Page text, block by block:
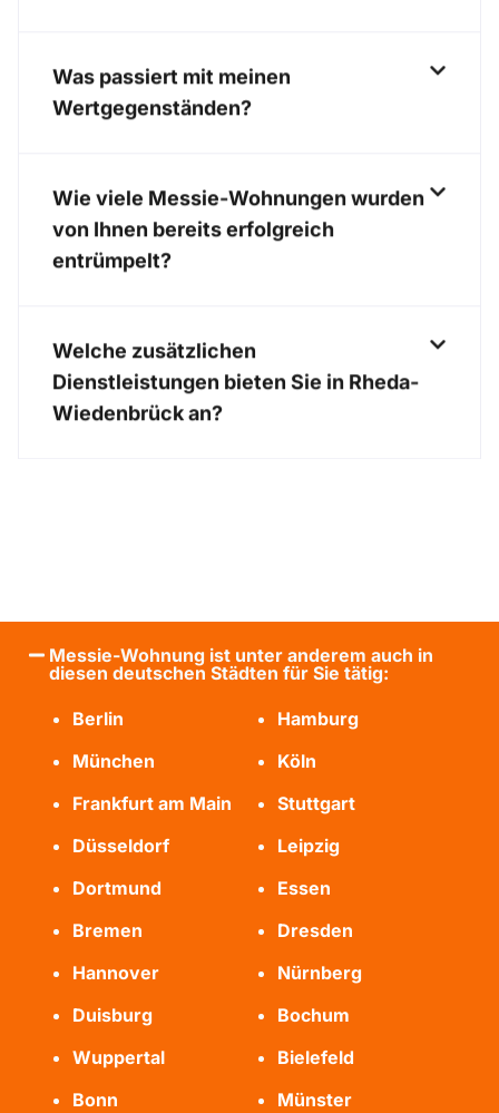
Was passiert mit meinen
Wertgegenständen?
Wie viele Messie-Wohnungen wurden
von Ihnen bereits erfolgreich
entrümpelt?
Welche zusätzlichen
Dienstleistungen bieten Sie in Rheda-
Wiedenbrück an?
Messie-Wohnung ist unter anderem auch in
diesen deutschen Städten für Sie tätig:
Berlin
Hamburg
München
Köln
Frankfurt am Main
Stuttgart
Düsseldorf
Leipzig
Dortmund
Essen
Bremen
Dresden
Hannover
Nürnberg
Duisburg
Bochum
Wuppertal
Bielefeld
Bonn
Münster